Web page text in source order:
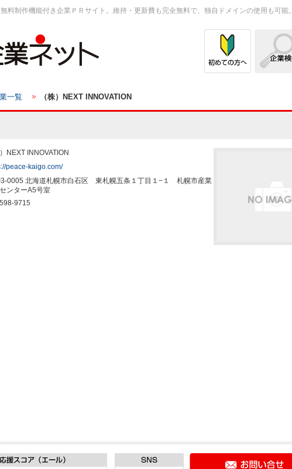
料制作機能付き企業ＰＲサイト。維持・更新費も完全無料で、独自ドメインの使用も可能。
一覧 （株）NEXT INNOVATION
）NEXT INNOVATION
peace-kaigo.com/
0005 北海道札幌市白石区 東札幌五条１丁目１−１ 札幌市産業
ンターA5号室
9715